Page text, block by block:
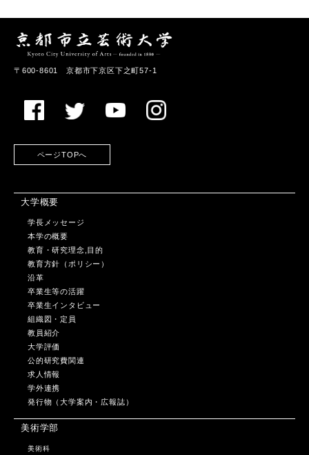
〒600-8601 京都市下京区下之町57-1
ページTOPへ
大学概要
学長メッセージ
本学の概要
教育・研究理念,目的
教育方針（ポリシー）
沿革
卒業生等の活躍
卒業生インタビュー
組織図・定員
教員紹介
大学評価
公的研究費関連
求人情報
学外連携
発行物（大学案内・広報誌）
美術学部
美術科